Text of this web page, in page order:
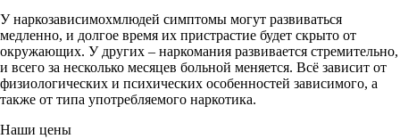
У наркозависимохмлюдей симптомы могут развиваться
медленно, и долгое время их пристрастие будет скрыто от
окружающих. У других – наркомания развивается стремительно,
и всего за несколько месяцев больной меняется. Всё зависит от
физиологических и психических особенностей зависимого, а
также от типа употребляемого наркотика.
Наши цены